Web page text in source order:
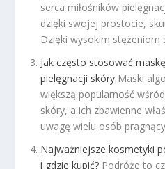
serca miłośników
dzięki swojej prostocie,
Dzięki wysokim stężeniom
Jak często stosować
pielęgnacji skóry Maski
większą popularność
skóry, a ich zbawienne
uwagę wielu osób
Najważniejsze kosmetyki
i gdzie kupić? Podróże to